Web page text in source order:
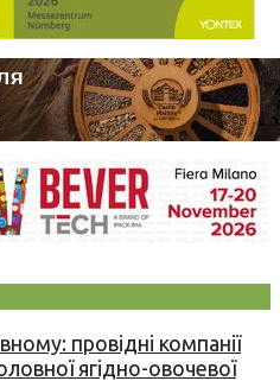
провідні компанії
ягідно-овочевої